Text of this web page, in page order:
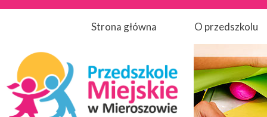
Strona główna O przedszkolu